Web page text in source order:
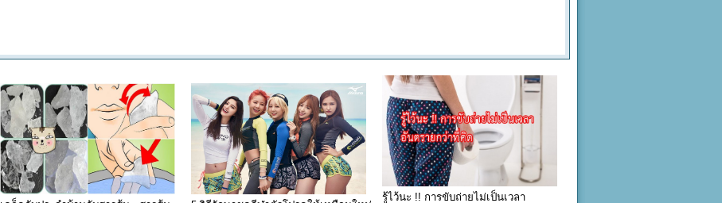
รู้ไว้นะ !! การขับถ่ายไม่เป็นเวลา